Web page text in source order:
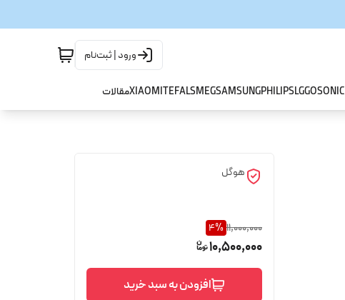
ورود | ثبت‌نام
GOSONIC
LG
PHILIPS
SAMSUNG
SMEG
TEFAL
XIAOMIمقالات
هوگل
11,000,000
4%
10,500,000
افزودن به سبد خرید